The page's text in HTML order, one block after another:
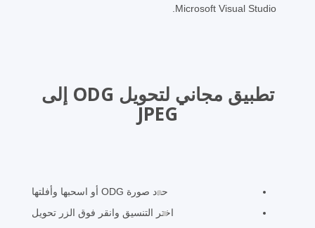
Microsoft Visual Studio.
تطبيق مجاني لتحويل ODG إلى
JPEG
حدد صورة ODG أو اسحبها وأفلتها
اختر التنسيق وانقر فوق الزر تحويل